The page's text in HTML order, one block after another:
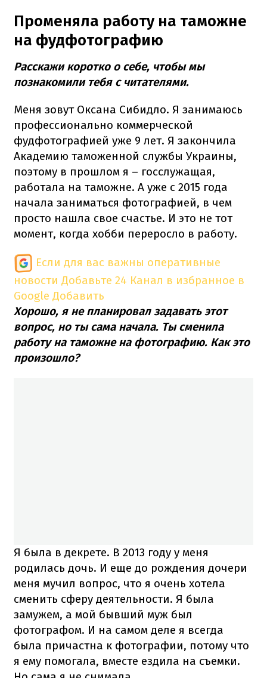
Променяла работу на таможне
на фудфотографию
Расскажи коротко о себе, чтобы мы
познакомили тебя с читателями.
Меня зовут Оксана Сибидло. Я занимаюсь
профессионально коммерческой
фудфотографией уже 9 лет. Я закончила
Академию таможенной службы Украины,
поэтому в прошлом я – госслужащая,
работала на таможне. А уже с 2015 года
начала заниматься фотографией, в чем
просто нашла свое счастье. И это не тот
момент, когда хобби переросло в работу.
Если для вас важны оперативные
новости Добавьте 24 Канал в избранное в
Google Добавить
Хорошо, я не планировал задавать этот
вопрос, но ты сама начала. Ты сменила
работу на таможне на фотографию. Как это
произошло?
Я была в декрете. В 2013 году у меня
родилась дочь. И еще до рождения дочери
меня мучил вопрос, что я очень хотела
сменить сферу деятельности. Я была
замужем, а мой бывший муж был
фотографом. И на самом деле я всегда
была причастна к фотографии, потому что
я ему помогала, вместе ездила на съемки.